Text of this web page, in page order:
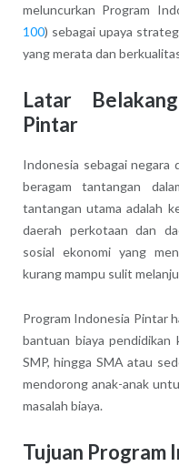
meluncurkan Program
100) sebagai upaya
yang merata dan
Latar
Pintar
Indonesia sebagai negara
beragam tantangan
tantangan utama adalah
daerah perkotaan dan
sosial ekonomi yang
kurang mampu sulit
Program Indonesia Pintar
bantuan biaya pendidikan
SMP, hingga SMA atau
mendorong anak-anak
masalah biaya.
Tujuan Program